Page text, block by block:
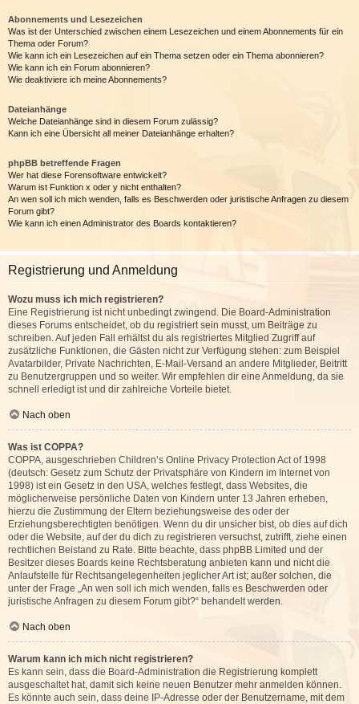
Abonnements und Lesezeichen
Was ist der Unterschied zwischen einem Lesezeichen und einem Abonnements für ein
Thema oder Forum?
Wie kann ich ein Lesezeichen auf ein Thema setzen oder ein Thema abonnieren?
Wie kann ich ein Forum abonnieren?
Wie deaktiviere ich meine Abonnements?
Dateianhänge
Welche Dateianhänge sind in diesem Forum zulässig?
Kann ich eine Übersicht all meiner Dateianhänge erhalten?
phpBB betreffende Fragen
Wer hat diese Forensoftware entwickelt?
Warum ist Funktion x oder y nicht enthalten?
An wen soll ich mich wenden, falls es Beschwerden oder juristische Anfragen zu diesem
Forum gibt?
Wie kann ich einen Administrator des Boards kontaktieren?
Registrierung und Anmeldung
Wozu muss ich mich registrieren?
Eine Registrierung ist nicht unbedingt zwingend. Die Board-Administration
dieses Forums entscheidet, ob du registriert sein musst, um Beiträge zu
schreiben. Auf jeden Fall erhältst du als registriertes Mitglied Zugriff auf
zusätzliche Funktionen, die Gästen nicht zur Verfügung stehen: zum Beispiel
Avatarbilder, Private Nachrichten, E-Mail-Versand an andere Mitglieder, Beitritt
zu Benutzergruppen und so weiter. Wir empfehlen dir eine Anmeldung, da sie
schnell erledigt ist und dir zahlreiche Vorteile bietet.
Nach oben
Was ist COPPA?
COPPA, ausgeschrieben Children’s Online Privacy Protection Act of 1998
(deutsch: Gesetz zum Schutz der Privatsphäre von Kindern im Internet von
1998) ist ein Gesetz in den USA, welches festlegt, dass Websites, die
möglicherweise persönliche Daten von Kindern unter 13 Jahren erheben,
hierzu die Zustimmung der Eltern beziehungsweise des oder der
Erziehungsberechtigten benötigen. Wenn du dir unsicher bist, ob dies auf dich
oder die Website, auf der du dich zu registrieren versuchst, zutrifft, ziehe einen
rechtlichen Beistand zu Rate. Bitte beachte, dass phpBB Limited und der
Besitzer dieses Boards keine Rechtsberatung anbieten kann und nicht die
Anlaufstelle für Rechtsangelegenheiten jeglicher Art ist; außer solchen, die
unter der Frage „An wen soll ich mich wenden, falls es Beschwerden oder
juristische Anfragen zu diesem Forum gibt?“ behandelt werden.
Nach oben
Warum kann ich mich nicht registrieren?
Es kann sein, dass die Board-Administration die Registrierung komplett
ausgeschaltet hat, damit sich keine neuen Benutzer mehr anmelden können.
Es könnte auch sein, dass deine IP-Adresse oder der Benutzername, mit dem